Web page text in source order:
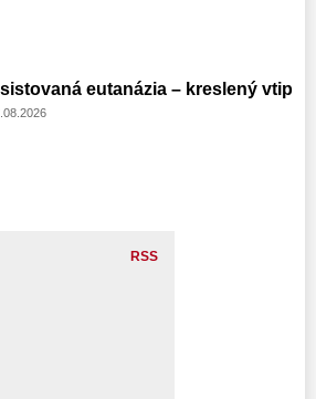
eutanázia – kreslený vtip
RSS